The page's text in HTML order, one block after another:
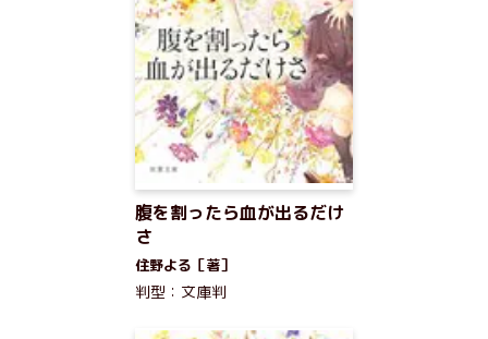
腹を割ったら血が出るだけ
さ
住野よる［著］
判型：文庫判